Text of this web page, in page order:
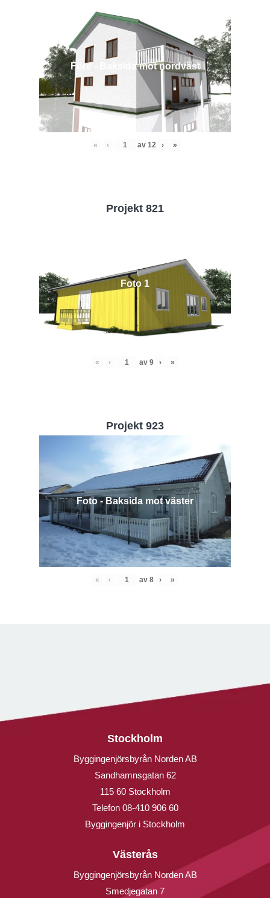
Före - Baksida mot nordväst
« ‹ av 12 › »
Projekt 821
Foto 1
« ‹ av 9 › »
Projekt 923
Foto - Baksida mot väster
« ‹ av 8 › »
Stockholm
Byggingenjörsbyrån Norden AB
Sandhamnsgatan 62
115 60 Stockholm
Telefon 08-410 906 60
Byggingenjör i Stockholm
Västerås
Byggingenjörsbyrån Norden AB
Smedjegatan 7